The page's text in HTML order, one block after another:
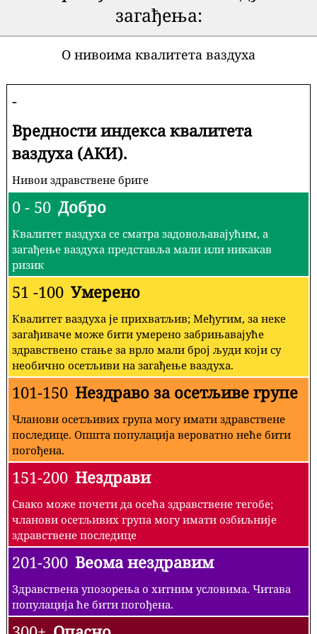
загађења:
О нивоима квалитета ваздуха
-
Вредности индекса квалитета
ваздуха (АКИ).
Нивои здравствене бриге
0 - 50 Добро
Квалитет ваздуха се сматра задовољавајућим, а
загађење ваздуха представља мали или никакав
ризик
51 -100 Умерено
Квалитет ваздуха је прихватљив; Међутим, за неке
загађиваче може бити умерено забрињавајуће
здравствено стање за врло мали број људи који су
необично осетљиви на загађење ваздуха.
101-150 Нездраво за осетљиве групе
Чланови осетљивих група могу имати здравствене
последице. Општа популација вероватно неће бити
погођена.
151-200 Нездрави
Свако може почети да осећа здравствене тегобе;
чланови осетљивих група могу имати озбиљније
здравствене последице
201-300 Веома нездравим
Здравствена упозорења о хитним условима. Читава
популација ће бити погођена.